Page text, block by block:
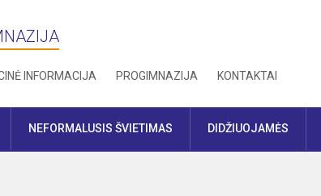
INFORMACIJA PROGIMNAZIJA KONTAKTAI
NEFORMALUSIS ŠVIETIMAS DIDŽIUOJAMĖS